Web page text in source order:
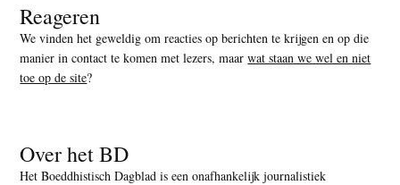
Reageren
We vinden het geweldig om reacties op berichten te krijgen en op die
manier in contact te komen met lezers, maarwat staan we wel en niet
toe op de site?
Over het BD
Het Boeddhistisch Dagblad is een onafhankelijk journalistiek